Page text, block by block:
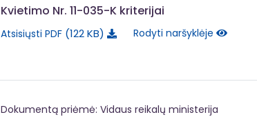
Kvietimo Nr. 11-035-K kriterijai
Atsisiųsti PDF 122 KB
Rodyti naršyklėje
Dokumentą priėmė: Vidaus reikalų ministerija